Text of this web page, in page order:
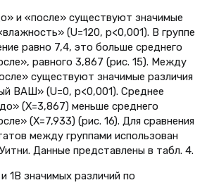
и «после» существуют значимые
(U=120, p<0,001). В группе
равно 7,4, это больше среднего
равного 3,867 (рис. 15). Между
существуют значимые различия
ВАШ» (U=0, p<0,001). Среднее
(X=3,867) меньше среднего
(X=7,933) (рис. 16). Для сравнения
между группами использован
Данные представлены в табл. 4.
1В значимых различий по